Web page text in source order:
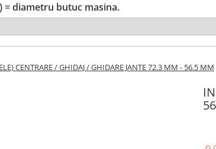
= diametru butuc masina.
CENTRARE / GHIDAJ / GHIDARE JANTE 72.3 MM - 56.5 MM